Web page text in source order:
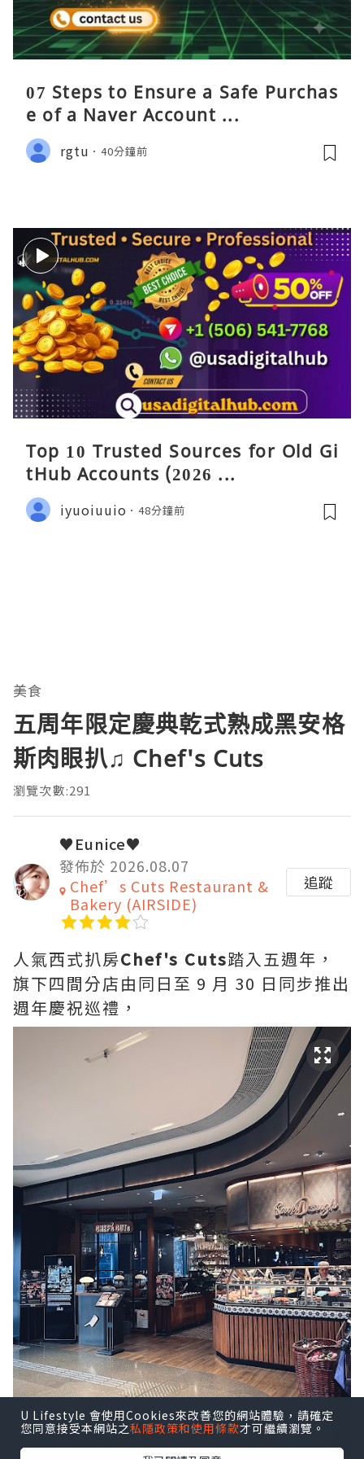
07 Steps to Ensure a Safe Purchas
e of a Naver Account ...
rgtu 40分鐘前
Top 10 Trusted Sources for Old Gi
tHub Accounts (2026 ...
iyuoiuuio 48分鐘前
美食
五周年限定慶典乾式熟成黑安格
斯肉眼扒♫ Chef's Cuts
瀏覽次數:291
♥Eunice♥
發佈於 2026.08.07
Chef’s Cuts Restaurant &
Bakery (AIRSIDE)
追蹤
人氣西式扒房Chef's Cuts踏入五週年，
旗下四間分店由同日至 9 月 30 日同步推出
週年慶祝巡禮，
U Lifestyle 會使用Cookies來改善您的網站體驗，請確定
您同意接受本網站之私隱政策和使用條款才可繼續瀏覽。